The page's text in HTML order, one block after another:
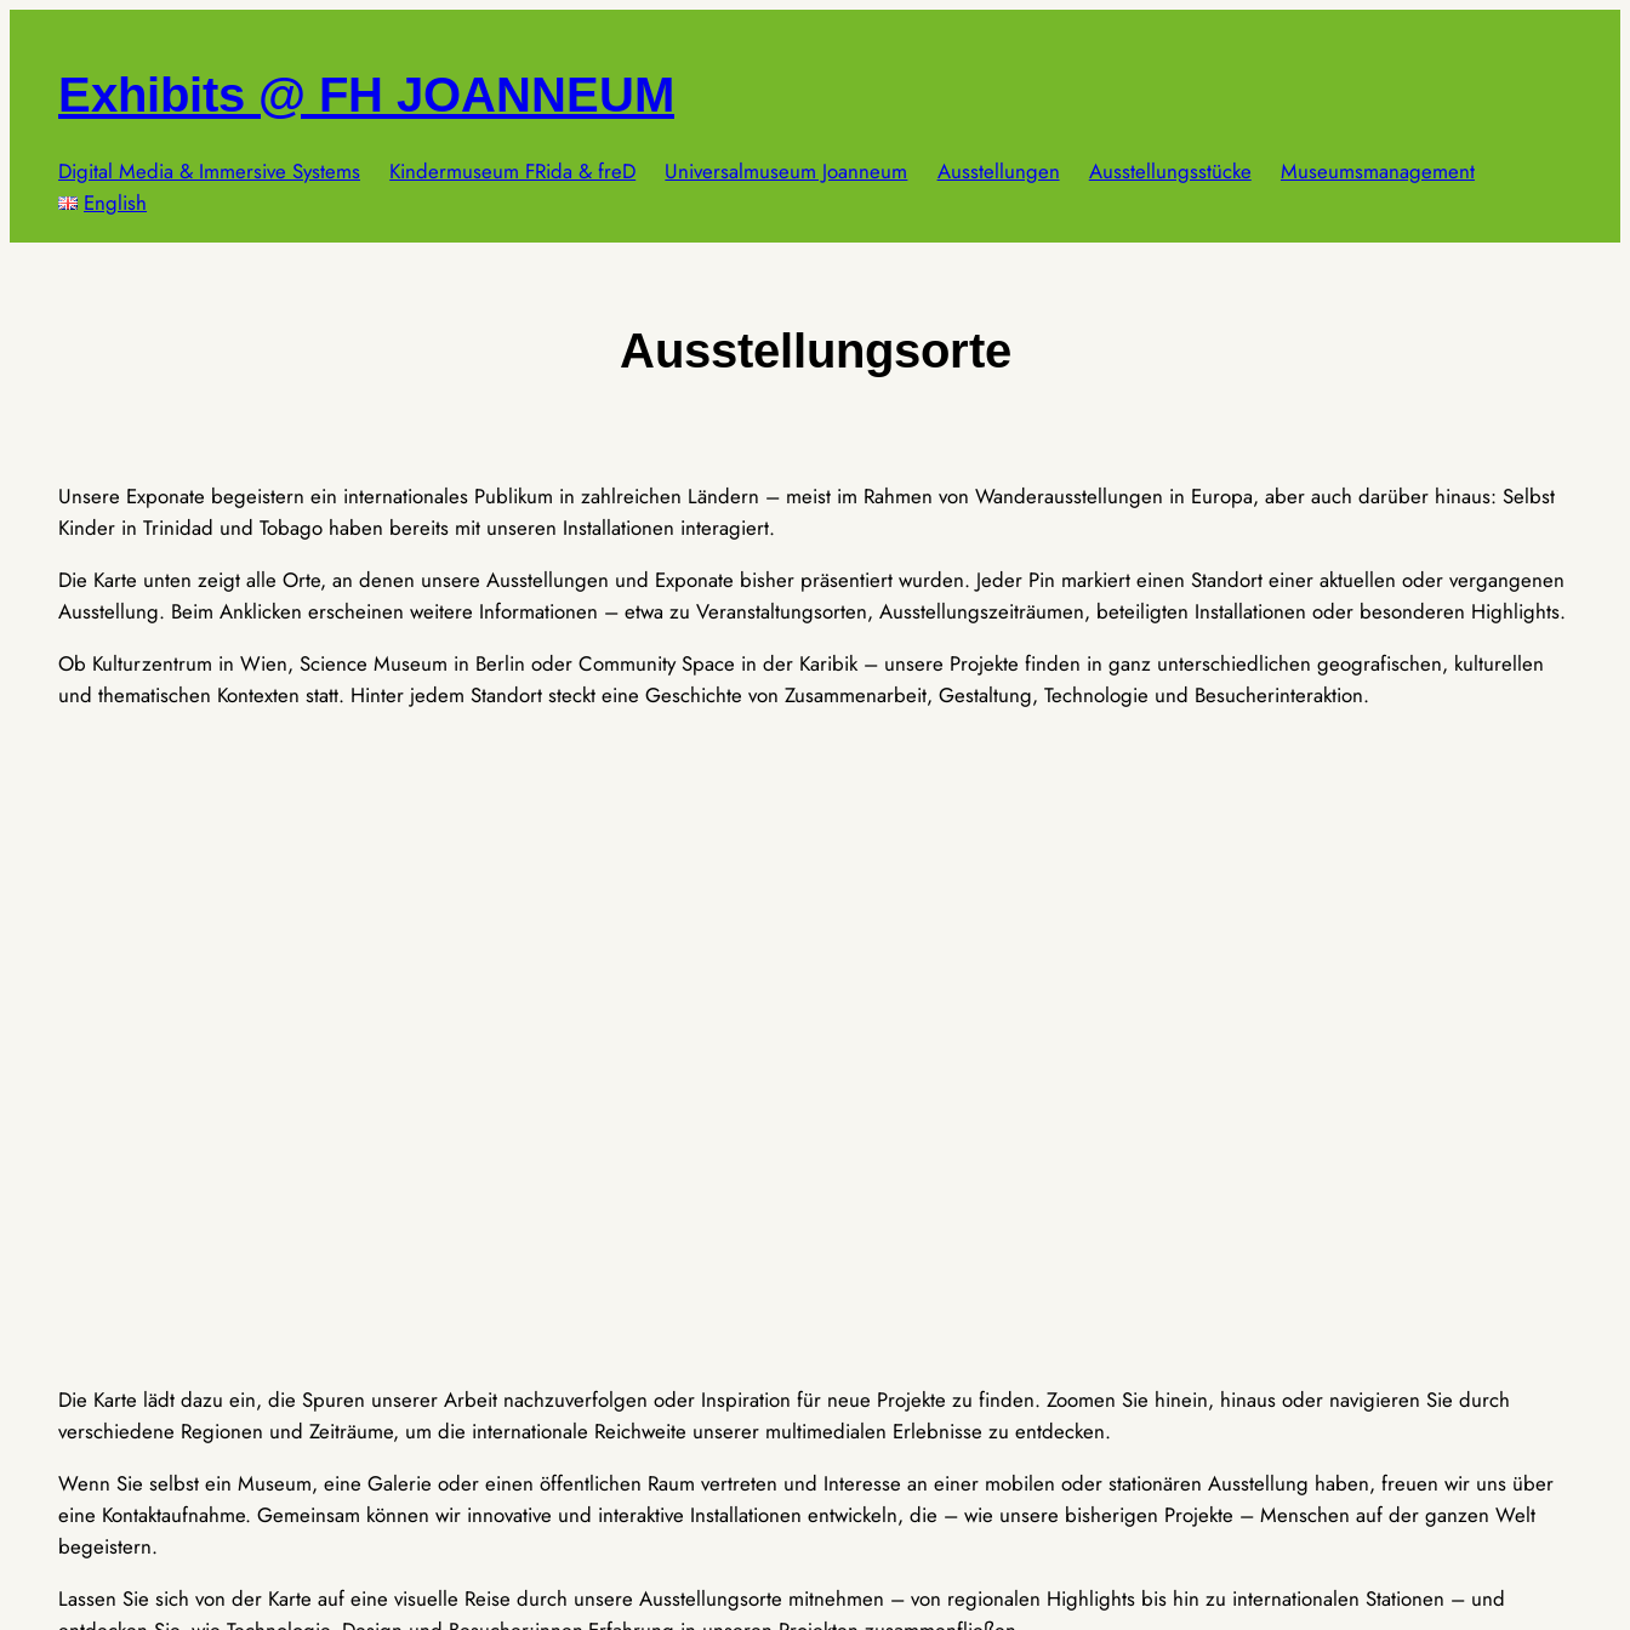
springenExhibits @ FH JOANNEUM
Digital Media & Immersive Systems Kindermuseum FRida & freD Universalmuseum Joanneum Ausstellungen Ausstellungsstücke
Museumsmanagement
English
Ausstellungsorte
Unsere Exponate begeistern ein internationales Publikum in zahlreichen Ländern – meist im Rahmen von Wanderausstellungen in Europa, aber auch darüber hinaus: Selbst
Kinder in Trinidad und Tobago haben bereits mit unseren Installationen interagiert.
Die Karte unten zeigt alle Orte, an denen unsere Ausstellungen und Exponate bisher präsentiert wurden. Jeder Pin markiert einen Standort einer aktuellen oder vergangenen
Ausstellung. Beim Anklicken erscheinen weitere Informationen – etwa zu Veranstaltungsorten, Ausstellungszeiträumen, beteiligten Installationen oder besonderen Highlights.
Ob Kulturzentrum in Wien, Science Museum in Berlin oder Community Space in der Karibik – unsere Projekte finden in ganz unterschiedlichen geografischen, kulturellen
und thematischen Kontexten statt. Hinter jedem Standort steckt eine Geschichte von Zusammenarbeit, Gestaltung, Technologie und Besucherinteraktion.
Die Karte lädt dazu ein, die Spuren unserer Arbeit nachzuverfolgen oder Inspiration für neue Projekte zu finden. Zoomen Sie hinein, hinaus oder navigieren Sie durch
verschiedene Regionen und Zeiträume, um die internationale Reichweite unserer multimedialen Erlebnisse zu entdecken.
Wenn Sie selbst ein Museum, eine Galerie oder einen öffentlichen Raum vertreten und Interesse an einer mobilen oder stationären Ausstellung haben, freuen wir uns über
eine Kontaktaufnahme. Gemeinsam können wir innovative und interaktive Installationen entwickeln, die – wie unsere bisherigen Projekte – Menschen auf der ganzen Welt
begeistern.
Lassen Sie sich von der Karte auf eine visuelle Reise durch unsere Ausstellungsorte mitnehmen – von regionalen Highlights bis hin zu internationalen Stationen – und